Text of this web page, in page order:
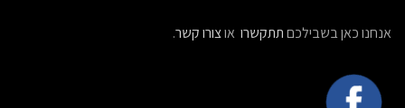
אנחנו כאן בשבילכםתתקשרו אוצורו קשר.